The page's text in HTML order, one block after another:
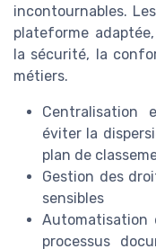
incontournables.
plateforme
la sécurité, la
métiers.
Centralisation
éviter la
plan de
Gestion des
sensibles
Automatisation
processus